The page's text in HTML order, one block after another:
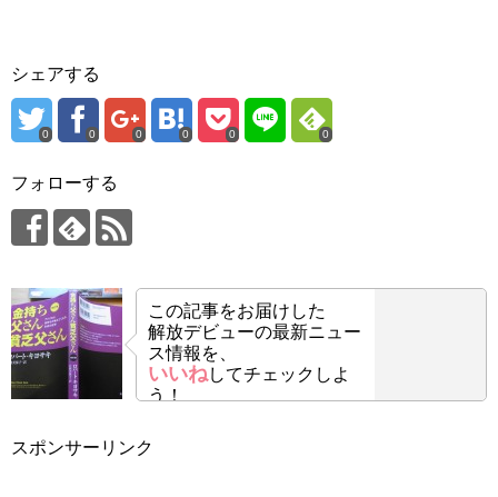
シェアする
0 0 0 0 0 0
フォローする
この記事をお届けした
解放デビューの最新ニュー
ス情報を、
いいねしてチェックしよ
う！
スポンサーリンク